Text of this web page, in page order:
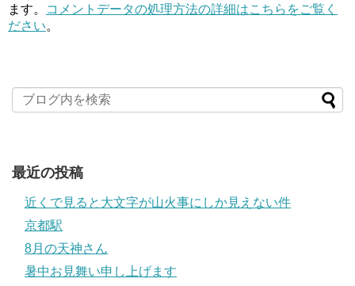
ます。
コメントデータの処理方法の詳細はこちらをご覧く
ださい。
最近の投稿
近くで見ると大文字が山火事にしか見えない件
京都駅
8月の天神さん
暑中お見舞い申し上げます